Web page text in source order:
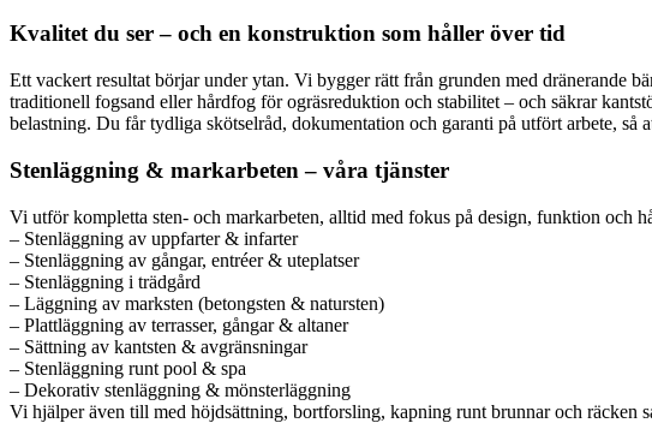
Kvalitet du ser – och en konstruktion som håller över tid
Ett vackert resultat börjar under ytan. Vi bygger rätt från grunden med dränerande
traditionell fogsand eller hårdfog för ogräsreduktion och stabilitet – och säkrar
belastning. Du får tydliga skötselråd, dokumentation och garanti på utfört arbete,
Stenläggning & markarbeten – våra tjänster
Vi utför kompletta sten- och markarbeten, alltid med fokus på design, funktion och
– Stenläggning av uppfarter & infarter
– Stenläggning av gångar, entréer & uteplatser
– Stenläggning i trädgård
– Läggning av marksten (betongsten & natursten)
– Plattläggning av terrasser, gångar & altaner
– Sättning av kantsten & avgränsningar
– Stenläggning runt pool & spa
– Dekorativ stenläggning & mönsterläggning
Vi hjälper även till med höjdsättning, bortforsling, kapning runt brunnar och räcken